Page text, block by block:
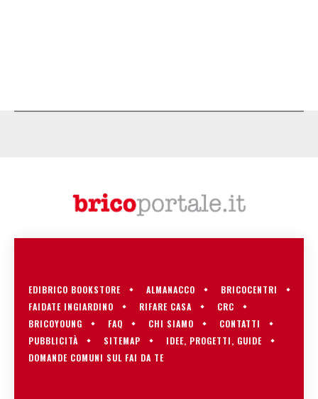
EDIBRICO BOOKSTORE ALMANACCO
BRICOCENTRI
FAIDATE INGIARDINO
RIFARE CASA
CRC
BRICOYOUNG
FAQ CHI SIAMO
CONTATTI
PUBBLICITÀ
SITEMAP
IDEE, PROGETTI, GUIDE
DOMANDE COMUNI SUL FAI DA TE